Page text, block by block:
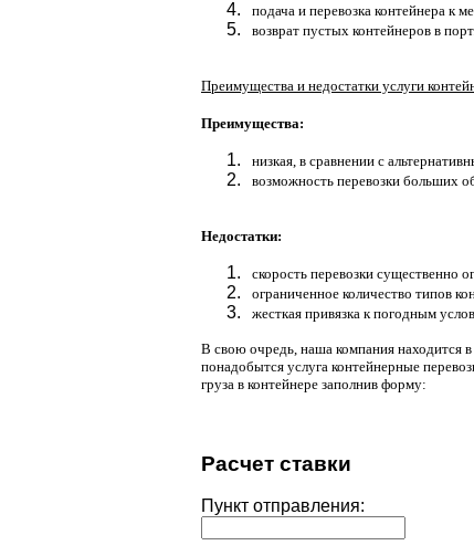
подача и перевозка контейнера к
возврат пустых контейнеров в порт.
Преимущества и недостатки услуги
Преимущества:
низкая, в сравнении с
возможность перевозки больших
Недостатки:
скорость перевозки существенно
ограниченное количество типов
жесткая привязка к погодным
В свою очредь, наша компания находится
понадобытся услуга контейнерные
груза в контейнере заполнив форму:
Расчет ставки
Пункт отправления: